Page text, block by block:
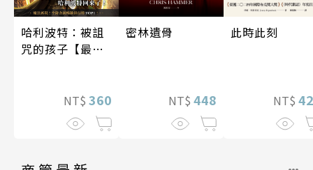
哈利波特：被詛
咒的孩子【最終
NT$ 360
密林遺骨
NT$ 448
此時此刻
NT$